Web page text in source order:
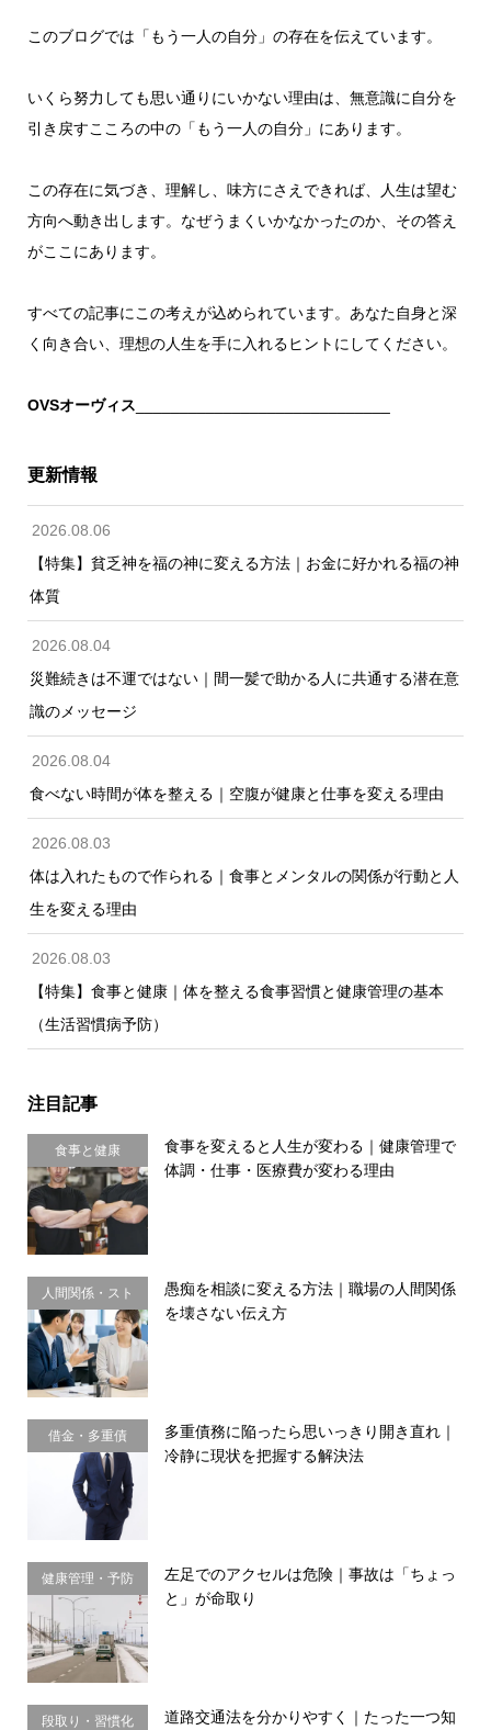
このブログでは「もう一人の自分」の存在を伝えています。
いくら努力しても思い通りにいかない理由は、無意識に自分を
引き戻すこころの中の「もう一人の自分」にあります。
この存在に気づき、理解し、味方にさえできれば、人生は望む
方向へ動き出します。なぜうまくいかなかったのか、その答え
がここにあります。
すべての記事にこの考えが込められています。あなた自身と深
く向き合い、理想の人生を手に入れるヒントにしてください。
OVSオーヴィス
更新情報
2026.08.06
【特集】貧乏神を福の神に変える方法｜お金に好かれる福の神
体質
2026.08.04
災難続きは不運ではない｜間一髪で助かる人に共通する潜在意
識のメッセージ
2026.08.04
食べない時間が体を整える｜空腹が健康と仕事を変える理由
2026.08.03
体は入れたもので作られる｜食事とメンタルの関係が行動と人
生を変える理由
2026.08.03
【特集】食事と健康｜体を整える食事習慣と健康管理の基本
（生活習慣病予防）
注目記事
食事と健康
食事を変えると人生が変わる｜健康管理で
体調・仕事・医療費が変わる理由
人間関係・スト
レス
愚痴を相談に変える方法｜職場の人間関係
を壊さない伝え方
借金・多重債
務・金銭感覚
多重債務に陥ったら思いっきり開き直れ｜
冷静に現状を把握する解決法
健康管理・予防
習慣
左足でのアクセルは危険｜事故は「ちょっ
と」が命取り
段取り・習慣化
道路交通法を分かりやすく｜たった一つ知